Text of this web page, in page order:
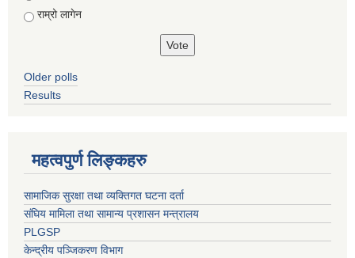
राम्रो लागेन
Older polls
Results
महत्वपुर्ण लिङ्कहरु
सामाजिक सुरक्षा तथा व्यक्तिगत घटना दर्ता
संघिय मामिला तथा सामान्य प्रशासन मन्त्रालय
PLGSP
केन्द्रीय पञ्जिकरण विभाग